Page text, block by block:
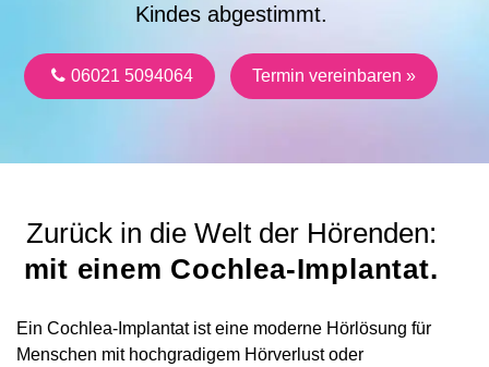
Kindes abgestimmt.
06021 5094064 Termin vereinbaren »
Zurück in die Welt der Hörenden:
mit einem Cochlea-Implantat.
Ein Cochlea-Implantat ist eine moderne Hörlösung für
Menschen mit hochgradigem Hörverlust oder